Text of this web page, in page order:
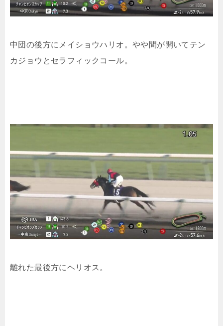
中団の後方にメイショウハリオ。やや間が開いてテン
カジョウとセラフィックコール。
離れた最後方にヘリオス。